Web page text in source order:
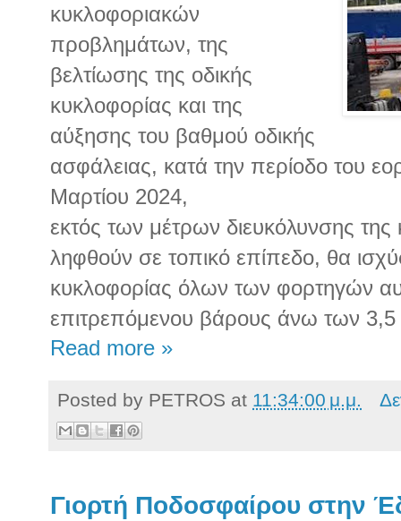
κυκλοφοριακών
προβλημάτων, της
βελτίωσης της οδικής
κυκλοφορίας και της
αύξησης του βαθμού οδικής
ασφάλειας, κατά την περίοδο του
Μαρτίου 2024,
εκτός των μέτρων διευκόλυνσης
ληφθούν σε τοπικό επίπεδο, θα
κυκλοφορίας όλων των φορτηγών
επιτρεπόμενου βάρους άνω των
Read more »
Posted by PETROS at 11:34:00 μ.μ.
Γιορτή Ποδοσφαίρου στην